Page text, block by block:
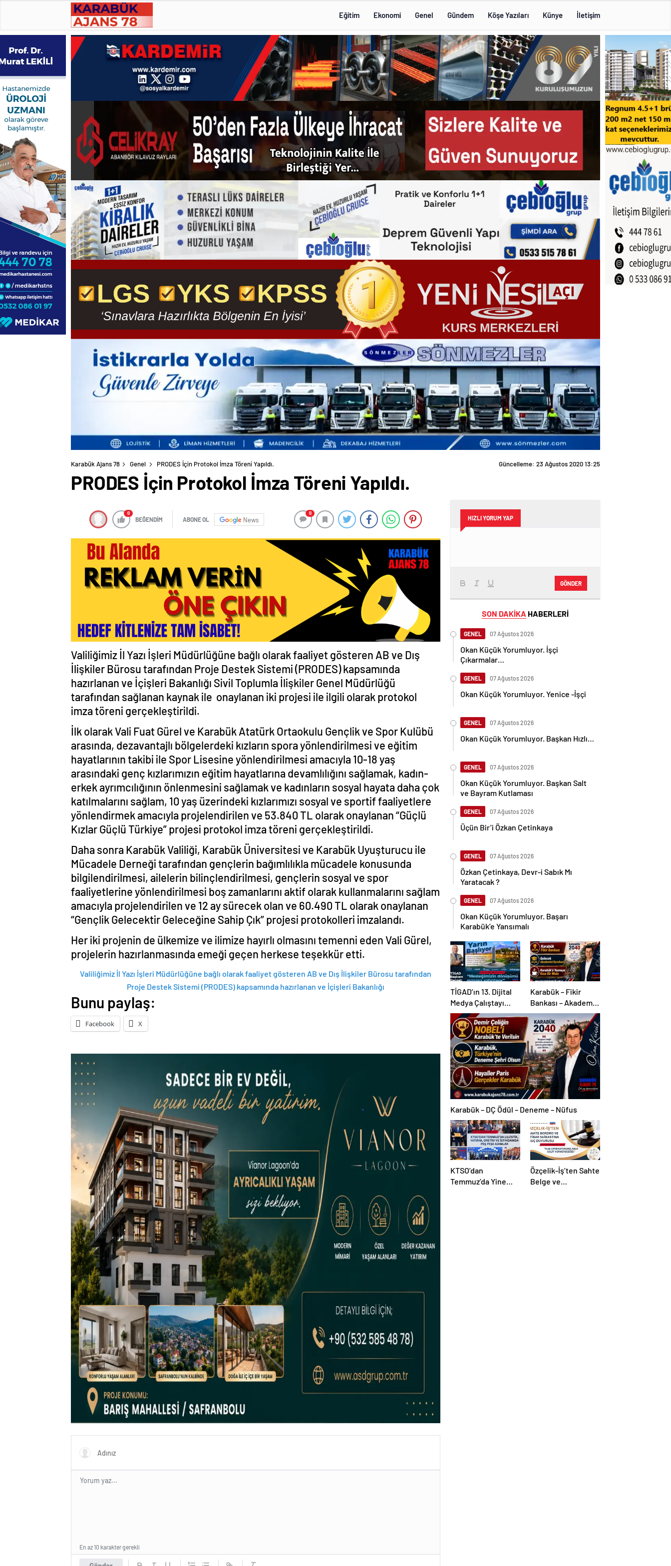
Eğitim Ekonomi Genel Gündem Köşe Yazıları Künye İletişim
Karabük Ajans 78 Genel PRODES İçin Protokol İmza Töreni Yapıldı. Güncelleme: 23 Ağustos 2020 13:25
PRODES İçin Protokol İmza Töreni Yapıldı.
0
BEĞENDİM ABONE OL News
0
Valiliğimiz İl Yazı İşleri Müdürlüğüne bağlı olarak faaliyet gösteren AB ve Dış
İlişkiler Bürosu tarafından Proje Destek Sistemi (PRODES) kapsamında
hazırlanan ve İçişleri Bakanlığı Sivil Toplumla İlişkiler Genel Müdürlüğü
tarafından sağlanan kaynak ile onaylanan iki projesi ile ilgili olarak protokol
imza töreni gerçekleştirildi.
İlk olarak Vali Fuat Gürel ve Karabük Atatürk Ortaokulu Gençlik ve Spor Kulübü
arasında, dezavantajlı bölgelerdeki kızların spora yönlendirilmesi ve eğitim
hayatlarının takibi ile Spor Lisesine yönlendirilmesi amacıyla 10-18 yaş
arasındaki genç kızlarımızın eğitim hayatlarına devamlılığını sağlamak, kadın-
erkek ayrımcılığının önlenmesini sağlamak ve kadınların sosyal hayata daha çok
katılmalarını sağlam, 10 yaş üzerindeki kızlarımızı sosyal ve sportif faaliyetlere
yönlendirmek amacıyla projelendirilen ve 53.840 TL olarak onaylanan “Güçlü
Kızlar Güçlü Türkiye” projesi protokol imza töreni gerçekleştirildi.
Daha sonra Karabük Valiliği, Karabük Üniversitesi ve Karabük Uyuşturucu ile
Mücadele Derneği tarafından gençlerin bağımlılıkla mücadele konusunda
bilgilendirilmesi, ailelerin bilinçlendirilmesi, gençlerin sosyal ve spor
faaliyetlerine yönlendirilmesi boş zamanlarını aktif olarak kullanmalarını sağlam
amacıyla projelendirilen ve 12 ay sürecek olan ve 60.490 TL olarak onaylanan
“Gençlik Gelecektir Geleceğine Sahip Çık” projesi protokolleri imzalandı.
Her iki projenin de ülkemize ve ilimize hayırlı olmasını temenni eden Vali Gürel,
projelerin hazırlanmasında emeği geçen herkese teşekkür etti.
Valiliğimiz İl Yazı İşleri Müdürlüğüne bağlı olarak faaliyet gösteren AB ve Dış İlişkiler Bürosu tarafından
Proje Destek Sistemi (PRODES) kapsamında hazırlanan ve İçişleri Bakanlığı
Bunu paylaş:
Facebook X
En az 10 karakter gerekli
HIZLI YORUM YAP
GÖNDER
SON DAKİKA HABERLERİ
GENEL 07 Ağustos 2026
Okan Küçük Yorumluyor. İşçi
Çıkarmalar…
GENEL 07 Ağustos 2026
Okan Küçük Yorumluyor. Yenice -İşçi
GENEL 07 Ağustos 2026
Okan Küçük Yorumluyor. Başkan Hızlı…
GENEL 07 Ağustos 2026
Okan Küçük Yorumluyor. Başkan Salt
ve Bayram Kutlaması
GENEL 07 Ağustos 2026
Üçün Bir’i Özkan Çetinkaya
GENEL 07 Ağustos 2026
Özkan Çetinkaya, Devr-i Sabık Mı
Yaratacak ?
GENEL 07 Ağustos 2026
Okan Küçük Yorumluyor. Başarı
Karabük’e Yansımalı
TİGAD’ın 13. Dijital
Medya Çalıştayı
Iğdır’da…
Karabük – Fikir
Bankası – Akademi –
Mola
Karabük – DÇ Ödül – Deneme – Nüfus
KTSO’dan
Temmuz’da Yine
Özçelik-İş’ten Sahte
Belge ve